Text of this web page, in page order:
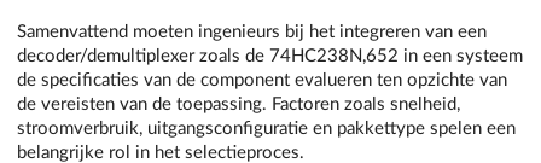
Samenvattend moeten ingenieurs bij het integreren van een
decoder/demultiplexer zoals de 74HC238N,652 in een systeem
de specificaties van de component evalueren ten opzichte van
de vereisten van de toepassing. Factoren zoals snelheid,
stroomverbruik, uitgangsconfiguratie en pakkettype spelen een
belangrijke rol in het selectieproces.